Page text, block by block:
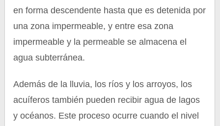
en forma descendente hasta que es detenida por
una zona impermeable, y entre esa zona
impermeable y la permeable se almacena el
agua subterránea.
Además de la lluvia, los ríos y los arroyos, los
acuíferos también pueden recibir agua de lagos
y océanos. Este proceso ocurre cuando el nivel